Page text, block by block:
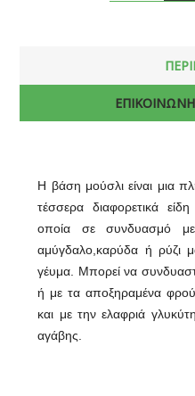
Η βάση μούσλι είναι μια
τέσσερα διαφορετικά
οποία σε συνδυασμό
αμύγδαλο,καρύδα ή ρύζι
γέυμα. Μπορεί να
ή με τα αποξηραμένα
και με την ελαφριά
αγάβης.